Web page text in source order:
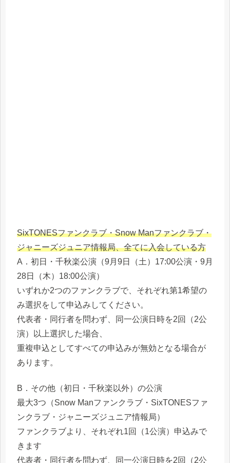
SixTONESファンクラブ・Snow Manファンクラブ・
ジャニーズジュニア情報局、全てに入会している方
A．初日・千秋楽公演（9月9日（土）17:00公演・9月
28日（木）18:00公演）
いずれか2つのファンクラブで、それぞれ第1希望の
み選択をして申込みしてください。
代表者・同行者を問わず、同一公演日時を2回（2公
演）以上選択した場合、
重複申込としてすべての申込みが無効となる場合が
あります。
B．その他（初日・千秋楽以外）の公演
最大3つ（Snow Manファンクラブ・SixTONESファ
ンクラブ・ジャニーズジュニア情報局）
ファンクラブより、それぞれ1回（1公演）申込みで
きます
代表者・同行者を問わず、同一公演日時を2回（2公